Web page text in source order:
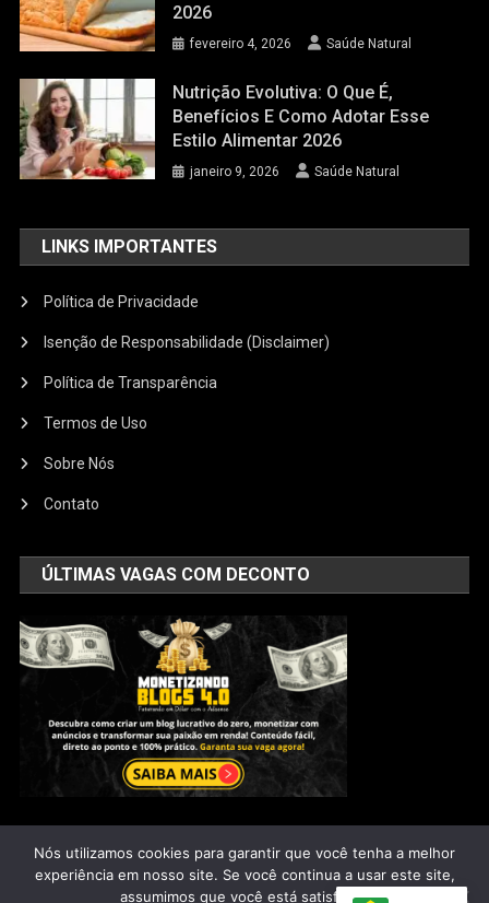
2026
fevereiro 4, 2026 Saúde Natural
Nutrição Evolutiva: O Que É,
Benefícios E Como Adotar Esse
Estilo Alimentar 2026
janeiro 9, 2026 Saúde Natural
LINKS IMPORTANTES
Política de Privacidade
Isenção de Responsabilidade (Disclaimer)
Política de Transparência
Termos de Uso
Sobre Nós
Contato
ÚLTIMAS VAGAS COM DECONTO
Saúde Natural|@2025 - Todos os direitos reservados
Nós utilizamos cookies para garantir que você tenha a melhor
experiência em nosso site. Se você continua a usar este site,
assumimos que você está satisfeito.